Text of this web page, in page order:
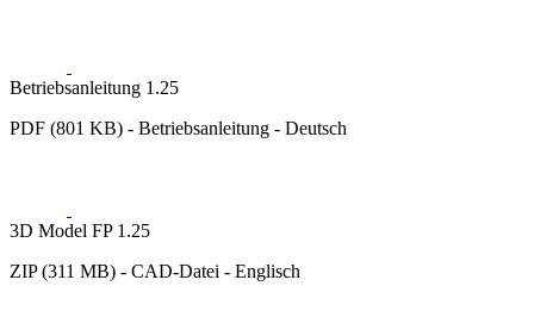
Betriebsanleitung 1.25
PDF (801 KB) - Betriebsanleitung - Deutsch
3D Model FP 1.25
ZIP (311 MB) - CAD-Datei - Englisch